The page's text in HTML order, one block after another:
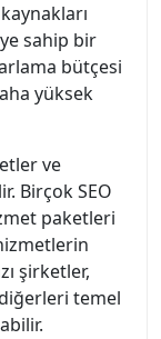
sahip bir
bütçesi
yüksek
ve
Birçok SEO
paketleri
şirketler,
temel